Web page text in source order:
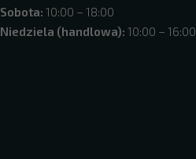
Sobota: 10:00 – 18:00
Niedziela (handlowa): 10:00 – 16:00